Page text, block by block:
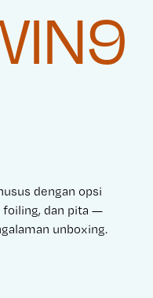
dengan opsi
dan pita —
unboxing.